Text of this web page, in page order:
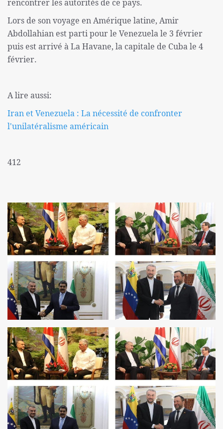
rencontrer les autorités de ce pays.
Lors de son voyage en Amérique latine, Amir
Abdollahian est parti pour le Venezuela le 3 février
puis est arrivé à La Havane, la capitale de Cuba le 4
février.
A lire aussi:
Iran et Venezuela : La nécessité de confronter
l'unilatéralisme américain
412